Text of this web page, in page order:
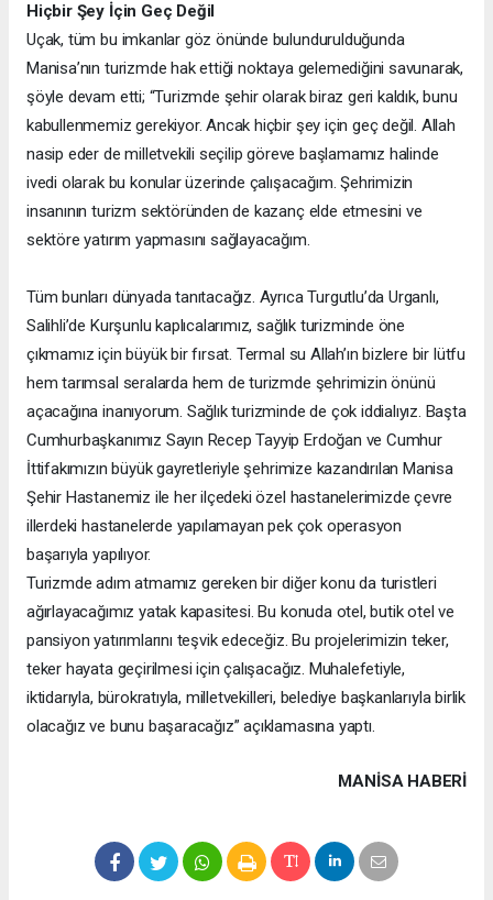
Hiçbir Şey İçin Geç Değil
Uçak, tüm bu imkanlar göz önünde bulundurulduğunda
Manisa’nın turizmde hak ettiği noktaya gelemediğini savunarak,
şöyle devam etti; “Turizmde şehir olarak biraz geri kaldık, bunu
kabullenmemiz gerekiyor. Ancak hiçbir şey için geç değil. Allah
nasip eder de milletvekili seçilip göreve başlamamız halinde
ivedi olarak bu konular üzerinde çalışacağım. Şehrimizin
insanının turizm sektöründen de kazanç elde etmesini ve
sektöre yatırım yapmasını sağlayacağım.
Tüm bunları dünyada tanıtacağız. Ayrıca Turgutlu’da Urganlı,
Salihli’de Kurşunlu kaplıcalarımız, sağlık turizminde öne
çıkmamız için büyük bir fırsat. Termal su Allah’ın bizlere bir lütfu
hem tarımsal seralarda hem de turizmde şehrimizin önünü
açacağına inanıyorum. Sağlık turizminde de çok iddialıyız. Başta
Cumhurbaşkanımız Sayın Recep Tayyip Erdoğan ve Cumhur
İttifakımızın büyük gayretleriyle şehrimize kazandırılan Manisa
Şehir Hastanemiz ile her ilçedeki özel hastanelerimizde çevre
illerdeki hastanelerde yapılamayan pek çok operasyon
başarıyla yapılıyor.
Turizmde adım atmamız gereken bir diğer konu da turistleri
ağırlayacağımız yatak kapasitesi. Bu konuda otel, butik otel ve
pansiyon yatırımlarını teşvik edeceğiz. Bu projelerimizin teker,
teker hayata geçirilmesi için çalışacağız. Muhalefetiyle,
iktidarıyla, bürokratıyla, milletvekilleri, belediye başkanlarıyla birlik
olacağız ve bunu başaracağız” açıklamasına yaptı.
MANISA HABERİ